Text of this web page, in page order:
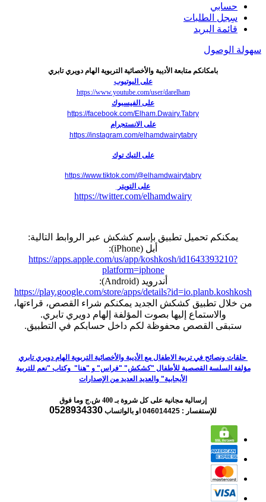
حسابي
سِجل الطلبات
قائمة البريد
سهولة الوصول
بامكانكم متابعة الأديبة والأخصائية التربوية الهام دويري تابري
على اليوتيوب
https://www.youtube.com/user/darelham
على الفيسبوك
https://facebook.com/Elham.Dwairy.Tabry
على الانستجرام
https://instagram.com/elhamdwairytabry
على التيك توك
https://www.tiktok.com/@elhamdwairytabry
على التويتر
https://twitter.com/elhamdwairy
يمكنكم تحميل تطبيق بإسم كشكش عبر الروابط التالية:
أبل (iPhone):
https://apps.apple.com/us/app/koshkosh/id1643393210?
platform=iphone
أندرويد (Android):
https://play.google.com/store/apps/details?id=io.planb.koshkosh
من خلال تطبيق كشكش الجديد يمكنكم شراء القصص، قراءتها،
والاستماع إليها بصوت المؤلفة إلهام دويري تابري.
ستبقى القصص محفوظة لكم داخل حسابكم في التطبيق.
حلقات ونصائح في تربية الاطفال مع الأديبة والأخصائية التربوية الهام دويري تابري
مؤلفة السلسة القصصية للأطفال "كشكش" "فراس" و "هنا" وكتاب "نعم للتربية
الأيجابية" والعديد العديد من الإصدارات
إرسالية مجانية على كل شروة بـ 400 ش.ج وما فوق
للإستفسار : 046014425
او بالواتساب 0528934330